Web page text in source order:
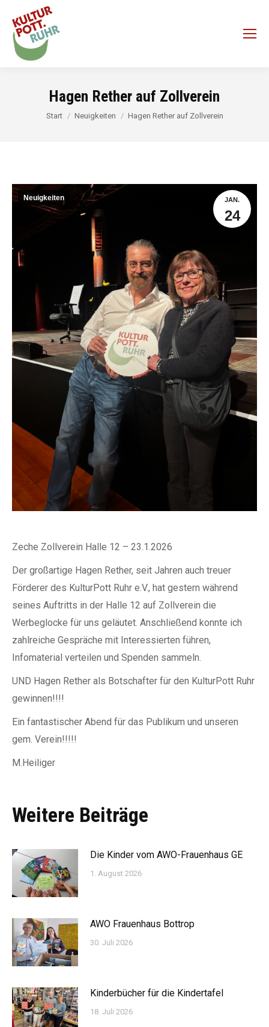
Hagen Rether auf Zollverein
Sie befinden sich hier:
Start Neuigkeiten Hagen Rether auf Zollverein
JAN.
24
Neuigkeiten
Zeche Zollverein Halle 12 – 23.1.2026
Der großartige Hagen Rether, seit Jahren auch treuer
Förderer des KulturPott Ruhr e.V., hat gestern während
seines Auftritts in der Halle 12 auf Zollverein die
Werbeglocke für uns geläutet. Anschließend konnte ich
zahlreiche Gespräche mit Interessierten führen,
Infomaterial verteilen und Spenden sammeln.
UND Hagen Rether als Botschafter für den KulturPott Ruhr
gewinnen!!!!
Ein fantastischer Abend für das Publikum und unseren
gem. Verein!!!!!
M.Heiliger
Weitere Beiträge
Die Kinder vom AWO-Frauenhaus GE
1. August 2026
AWO Frauenhaus Bottrop
30. Juli 2026
Kinderbücher für die Kindertafel
18. Juli 2026